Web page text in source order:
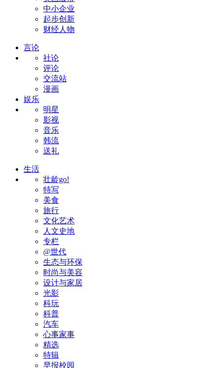
中小企业
起步创新
财经人物
言论
社论
评论
交流站
漫画
娱乐
明星
影视
音乐
韩流
送礼
生活
壮龄go!
特写
美食
旅行
文化艺术
人文史地
专栏
@世代
生态与环保
时尚与美容
设计与家居
光影
科玩
科普
汽车
心事家事
精选
特辑
早报校园